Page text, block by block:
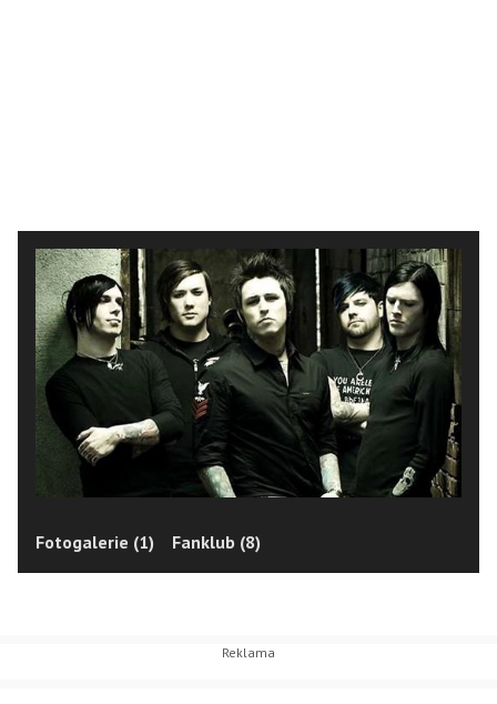
Fotogalerie (1) Fanklub (8)